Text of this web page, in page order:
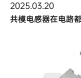
2025.03.20
共模电感器在电路